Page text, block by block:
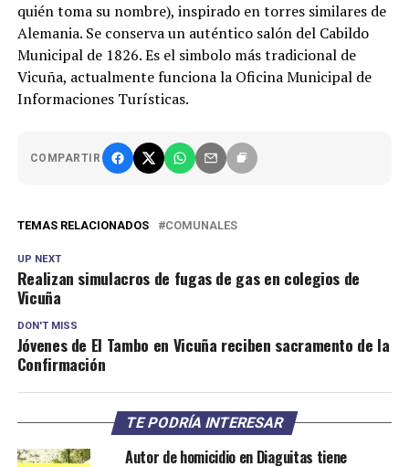
quién toma su nombre), inspirado en torres similares de
Alemania. Se conserva un auténtico salón del Cabildo
Municipal de 1826. Es el simbolo más tradicional de
Vicuña, actualmente funciona la Oficina Municipal de
Informaciones Turísticas.
COMPARTIR
TEMAS RELACIONADOS COMUNALES
UP NEXT
Realizan simulacros de fugas de gas en colegios de
Vicuña
DON'T MISS
Jóvenes de El Tambo en Vicuña reciben sacramento de la
Confirmación
TE PODRÍA INTERESAR
Autor de homicidio en Diaguitas tiene